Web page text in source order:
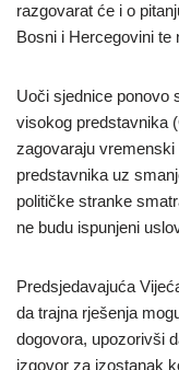
razgovarat će i o
Bosni i Hercegovini te
Uoči sjednice ponovo
visokog predstavnika
zagovaraju
predstavnika uz
političke stranke
ne budu ispunjeni
Predsjedavajuća
da trajna rješenja
dogovora, upozorivši
izgovor za izostanak